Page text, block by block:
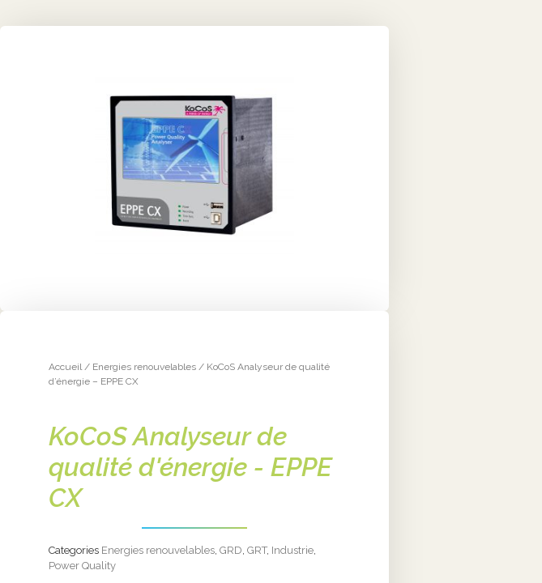
Accueil / Energies renouvelables / KoCoS Analyseur de qualité
d’énergie – EPPE CX
KoCoS Analyseur de
qualité d'énergie - EPPE
CX
Categories Energies renouvelables GRD GRT, Industrie
Power Quality